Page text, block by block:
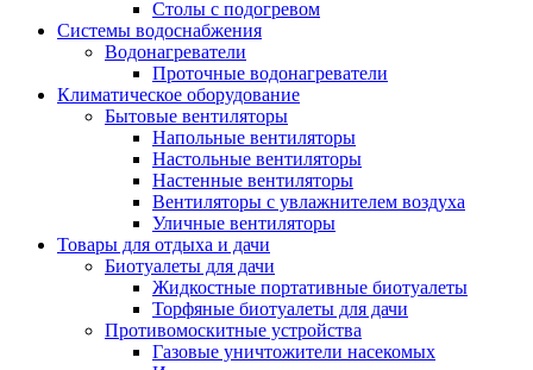
Столы с подогревом
Системы водоснабжения
Водонагреватели
Проточные водонагреватели
Климатическое оборудование
Бытовые вентиляторы
Напольные вентиляторы
Настольные вентиляторы
Настенные вентиляторы
Вентиляторы с увлажнителем воздуха
Уличные вентиляторы
Товары для отдыха и дачи
Биотуалеты для дачи
Жидкостные портативные биотуалеты
Торфяные биотуалеты для дачи
Противомоскитные устройства
Газовые уничтожители насекомых